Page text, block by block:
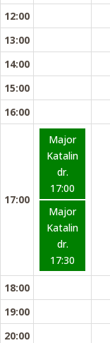
12:00
13:00
14:00
15:00
16:00
17:00
Major
Katalin
dr.
17:00
Major
Katalin
dr.
17:30
18:00
19:00
20:00